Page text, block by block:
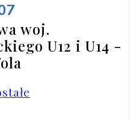
woj.
U12 i U14 -